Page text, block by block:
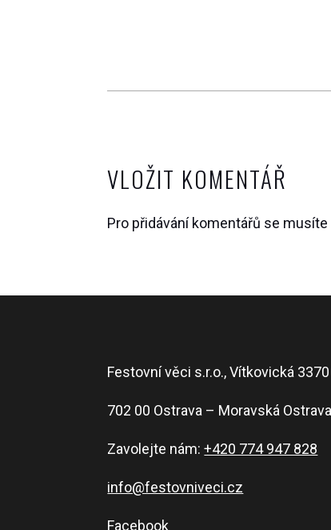
VLOŽIT KOMENTÁŘ
Pro přidávání komentářů se
Festovní věci s.r.o., Vítkovická 3370
702 00 Ostrava – Moravská
Zavolejte nám:+420 774 947 828
info@festovniveci.cz
Facebook